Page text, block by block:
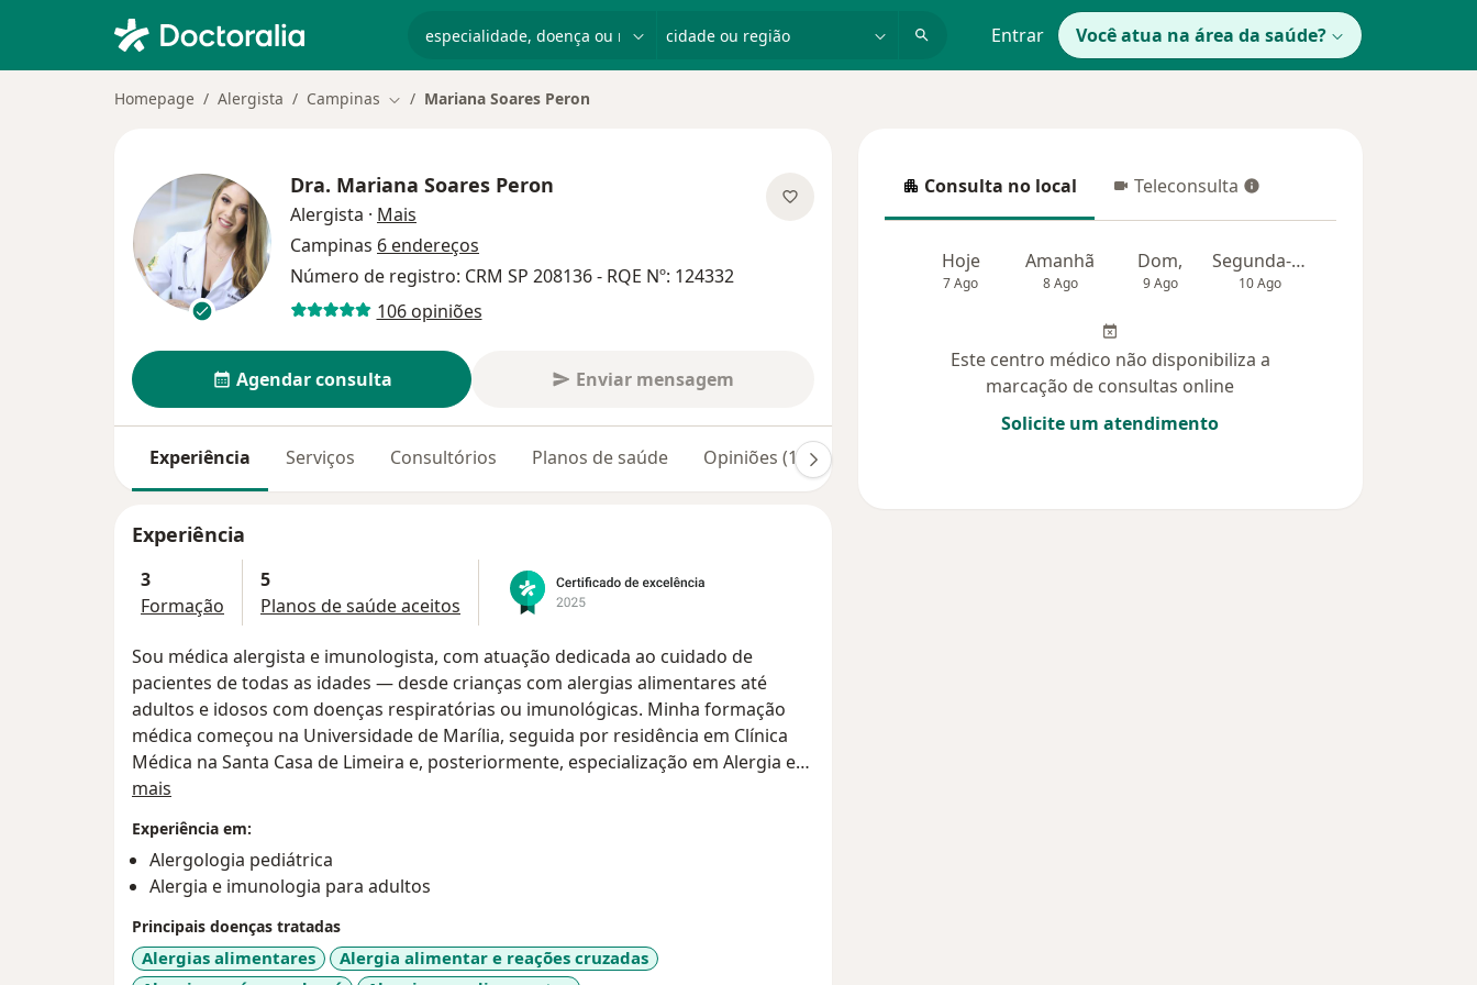
Entrar Você atua na área da saúde?
Homepage Alergista Campinas Mudar de cidade
Mariana Soares Peron
Dra. Mariana Soares Peron
Alergista · Mais
Campinas 6 endereços
Número de registro: CRM SP 208136 - RQE Nº: 124332
106 opiniões
Agendar consulta Enviar mensagem
Experiência Serviços Consultórios Planos de saúde Opiniões (106)
Experiência
3
Formação
5
Planos de saúde aceitos
Sou médica alergista e imunologista, com atuação dedicada ao cuidado de
pacientes de todas as idades — desde crianças com alergias alimentares até
adultos e idosos com doenças respiratórias ou imunológicas. Minha formação
médica começou na Universidade de Marília, seguida por residência em Clínica
Médica na Santa Casa de Limeira e, posteriormente, especialização em Alergia e
Imunologia pela UNICAMP, onde também atuei como preceptora no serviço de
alergia e imunologia, colaborando na formação de novos especialistas.
Desde criança, sempre tive o desejo de cuidar das pessoas — e foi esse propósito
que me guiou a escolher a medicina. Hoje, meu maior objetivo é melhorar a
qualidade de vida dos meus pacientes, por meio de uma abordagem centrada no
ser humano: com escuta ativa, acolhimento, empatia e foco na resolução dos
problemas.
mais
Experiência em:
Alergologia pediátrica
Alergia e imunologia para adultos
Principais doenças tratadas
Alergias alimentares
Alergia alimentar e reações cruzadas
Consulta no local
Consulta no local Teleconsulta
Teleconsulta
Hoje
7 Ago
Amanhã
8 Ago
Dom,
9 Ago
Segunda-feira
10 Ago
Este centro médico não disponibiliza a
marcação de consultas online
Solicite um atendimento